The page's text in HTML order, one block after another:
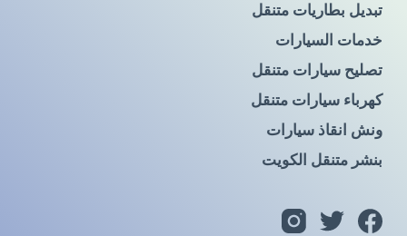
تبديل بطاريات متنقل
خدمات السيارات
تصليح سيارات متنقل
كهرباء سيارات متنقل
ونش انقاذ سيارات
بنشر متنقل الكويت